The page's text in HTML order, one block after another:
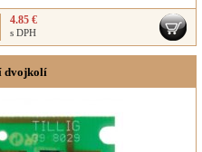
4.85 €
s DPH
dvojkolí